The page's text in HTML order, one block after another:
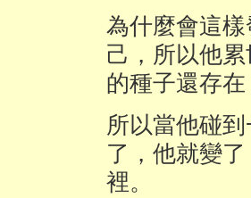
為什麼會這
己，所以他
的種子還存
所以當他碰
了，他就變
裡。